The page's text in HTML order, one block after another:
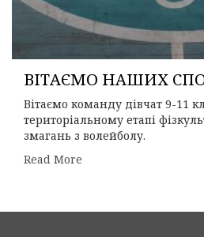
ВІТАЄМО НАШИХ
Вітаємо команду дівчат 9-11
територіальному етапі
змагань з волейболу.
Read More